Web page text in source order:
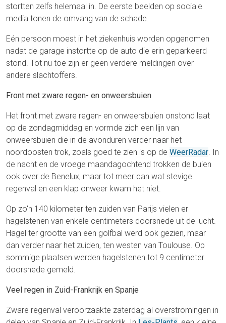
stortten zelfs helemaal in. De eerste beelden op sociale
media tonen de omvang van de schade.
Eén persoon moest in het ziekenhuis worden opgenomen
nadat de garage instortte op de auto die erin geparkeerd
stond. Tot nu toe zijn er geen verdere meldingen over
andere slachtoffers.
Front met zware regen- en onweersbuien
Het front met zware regen- en onweersbuien onstond laat
op de zondagmiddag en vormde zich een lijn van
onweersbuien die in de avonduren verder naar het
noordoosten trok, zoals goed te zien is op de WeerRadar. In
de nacht en de vroege maandagochtend trokken de buien
ook over de Benelux, maar tot meer dan wat stevige
regenval en een klap onweer kwam het niet.
Op zo'n 140 kilometer ten zuiden van Parijs vielen er
hagelstenen van enkele centimeters doorsnede uit de lucht.
Hagel ter grootte van een golfbal werd ook gezien, maar
dan verder naar het zuiden, ten westen van Toulouse. Op
sommige plaatsen werden hagelstenen tot 9 centimeter
doorsnede gemeld.
Veel regen in Zuid-Frankrijk en Spanje
Zware regenval veroorzaakte zaterdag al overstromingen in